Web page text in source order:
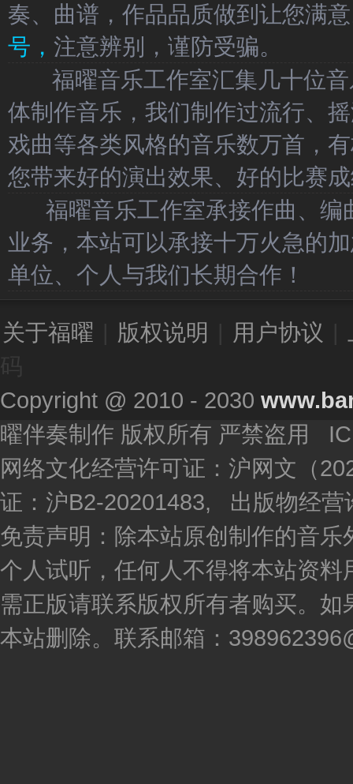
奏、曲谱，作品品质做到让您满
号， 注意辨别，谨防受骗。
福曜音乐工作室汇集几十位音
体制作音乐，我们制作过流行、
戏曲等各类风格的音乐数万首，
您带来好的演出效果、好的比赛
福曜音乐工作室承接作曲、编
业务，本站可以承接十万火急的
单位、个人与我们长期合作！
关于福曜 版权说明 用户协议
Copyright @ 2010 - 2030
曜伴奏制作 版权所有 严禁盗用
网络文化经营许可证：沪网文（
证：沪B2-20201483, 出版物经营
免责声明：除本站原创制作的音
个人试听，任何人不得将本站资
需正版请联系版权所有者购买。
本站删除。联系邮箱：